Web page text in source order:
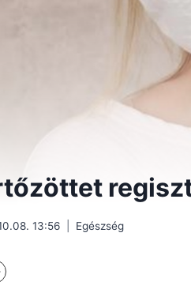
13:56 Egészség